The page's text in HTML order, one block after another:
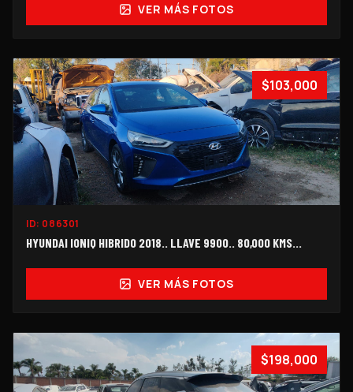
VER MÁS FOTOS
$103,000
ID: 086301
HYUNDAI IONIQ HIBRIDO 2018.. LLAVE 9900.. 80,000 KMS...
VER MÁS FOTOS
$198,000